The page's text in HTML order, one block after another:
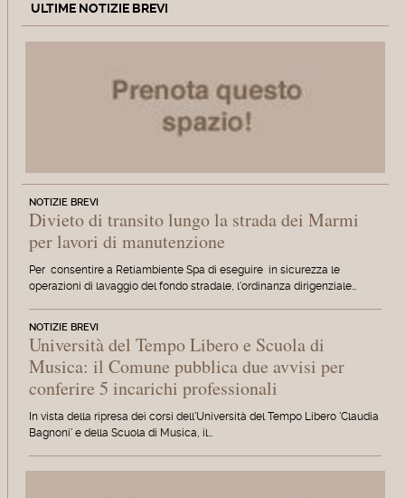
ULTIME NOTIZIE BREVI
NOTIZIE BREVI
Divieto di transito lungo la strada dei Marmi
per lavori di manutenzione
Per consentire a Retiambiente Spa di eseguire in sicurezza le
operazioni di lavaggio del fondo stradale, l'ordinanza dirigenziale…
NOTIZIE BREVI
Università del Tempo Libero e Scuola di
Musica: il Comune pubblica due avvisi per
conferire 5 incarichi professionali
In vista della ripresa dei corsi dell'Università del Tempo Libero 'Claudia
Bagnoni' e della Scuola di Musica, il…